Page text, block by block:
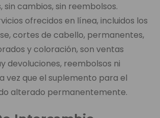
sin cambios, sin reembolsos.
ofrecidos en línea, incluidos los
cortes de cabello, permanentes,
y coloración, son ventas
devoluciones, reembolsos ni
vez que el suplemento para el
alterado permanentemente.